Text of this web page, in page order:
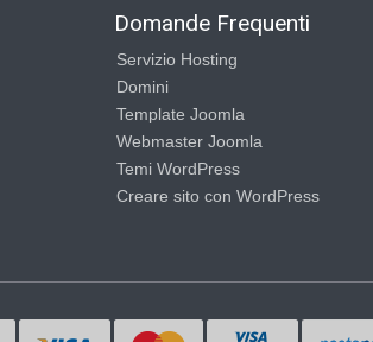
Domande Frequenti
Servizio Hosting
Domini
Template Joomla
Webmaster Joomla
Temi WordPress
Creare sito con WordPress